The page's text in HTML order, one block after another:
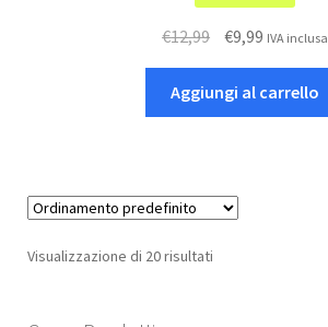
€12,99
prezzo
originale
era:
€9,99Il
prezzo
attuale
è:
IVA inclusa
Aggiungi al carrello
Visualizzazione di 20 risultati